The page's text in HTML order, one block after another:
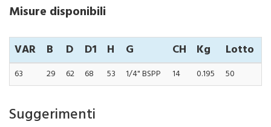
Misure disponibili
VAR B D D1 H G CH Kg Lotto
63 29 62 68 53 1/4" BSPP 14 0.195 50
Suggerimenti